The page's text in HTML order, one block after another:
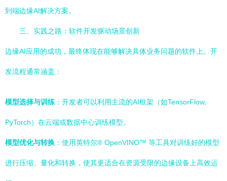
到端边缘AI解决方案。
三、实践之路：软件开发驱动场景创新
边缘AI应用的成功，最终体现在能够解决具体业务问题的软件上。开
发流程通常涵盖：
模型选择与训练 ：开发者可以利用主流的AI框架（如TensorFlow,
PyTorch）在云端或数据中心训练模型。
模型优化与转换 ：使用英特尔® OpenVINO™ 等工具对训练好的模型
进行压缩、量化和转换，使其更适合在资源受限的边缘设备上高效运